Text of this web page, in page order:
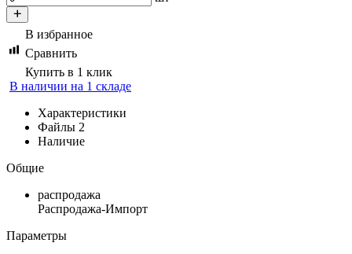
В избранное
Сравнить
Купить в 1 клик
В наличии на 1 складе
Характеристики
Файлы 2
Наличие
Общие
распродажа
Распродажа-Импорт
Параметры